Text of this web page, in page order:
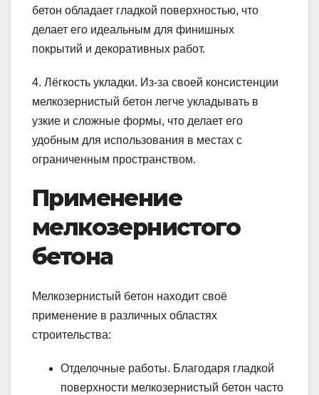
бетон обладает гладкой поверхностью, что
делает его идеальным для финишных
покрытий и декоративных работ.
4. Лёгкость укладки. Из-за своей консистенции
мелкозернистый бетон легче укладывать в
узкие и сложные формы, что делает его
удобным для использования в местах с
ограниченным пространством.
Применение
мелкозернистого
бетона
Мелкозернистый бетон находит своё
применение в различных областях
строительства:
Отделочные работы. Благодаря гладкой
поверхности мелкозернистый бетон часто